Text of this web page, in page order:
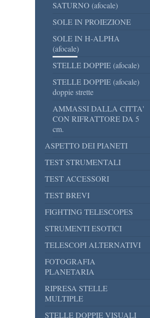
SATURNO (afocale)
SOLE IN PROIEZIONE
SOLE IN H-ALPHA
(afocale)
STELLE DOPPIE (afocale)
STELLE DOPPIE (afocale)
doppie strette
AMMASSI DALLA CITTA'
CON RIFRATTORE DA 5
cm.
ASPETTO DEI PIANETI
TEST STRUMENTALI
TEST ACCESSORI
TEST BREVI
FIGHTING TELESCOPES
STRUMENTI ESOTICI
TELESCOPI ALTERNATIVI
FOTOGRAFIA
PLANETARIA
RIPRESA STELLE
MULTIPLE
STELLE DOPPIE VISUALI